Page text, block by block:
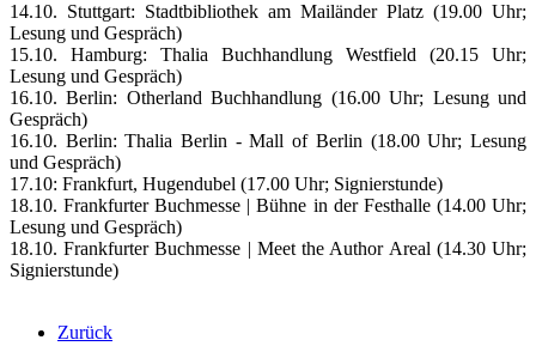
14.10. Stuttgart: Stadtbibliothek am Mailänder Platz (19.00 Uhr;
Lesung und Gespräch)
15.10. Hamburg: Thalia Buchhandlung Westfield (20.15 Uhr;
Lesung und Gespräch)
16.10. Berlin: Otherland Buchhandlung (16.00 Uhr; Lesung und
Gespräch)
16.10. Berlin: Thalia Berlin - Mall of Berlin (18.00 Uhr; Lesung
und Gespräch)
17.10: Frankfurt, Hugendubel (17.00 Uhr; Signierstunde)
18.10. Frankfurter Buchmesse | Bühne in der Festhalle (14.00 Uhr;
Lesung und Gespräch)
18.10. Frankfurter Buchmesse | Meet the Author Areal (14.30 Uhr;
Signierstunde)
Zurück